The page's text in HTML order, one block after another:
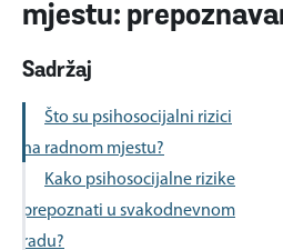
mjestu:
Sadržaj
Što su psihosocijalni rizici
na radnom mjestu?
Kako psihosocijalne rizike
prepoznati u svakodnevnom
radu?